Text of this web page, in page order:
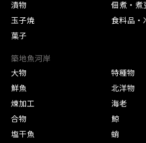
漬物
佃煮・煮
玉子焼
食料品・
菓子
築地魚河岸
大物
特種物
鮮魚
北洋物
煉加工
海老
合物
鯨
塩干魚
蛸